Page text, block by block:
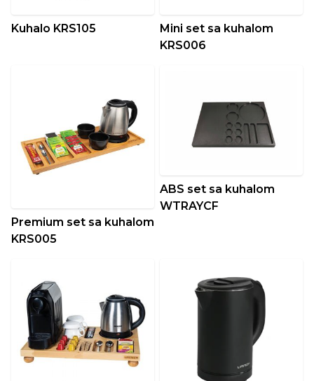
Kuhalo KRS105
Mini set sa kuhalom
KRS006
Premium set sa kuhalom
KRS005
ABS set sa kuhalom
WTRAYCF